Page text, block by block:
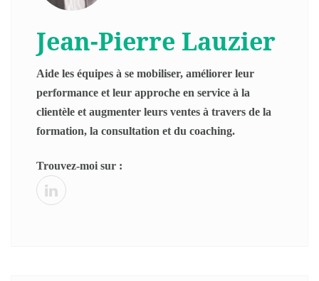
Jean-Pierre Lauzier
Aide les équipes à se mobiliser, améliorer leur
performance et leur approche en service à la
clientèle et augmenter leurs ventes à travers de la
formation, la consultation et du coaching.
Trouvez-moi sur :